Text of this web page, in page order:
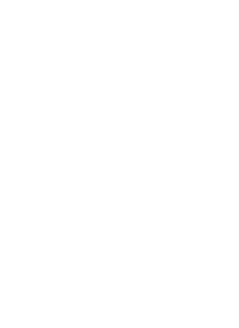
茶和台南外送茶等地。我